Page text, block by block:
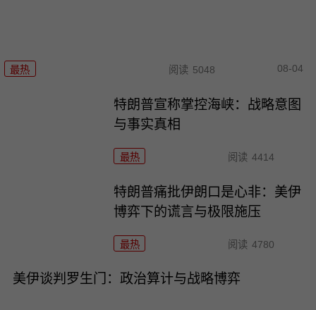
最热 阅读 5048 08-04
特朗普宣称掌控海峡：战略意图
与事实真相
最热 阅读 4414
特朗普痛批伊朗口是心非：美伊
博弈下的谎言与极限施压
最热 阅读 4780
美伊谈判罗生门：政治算计与战略博弈